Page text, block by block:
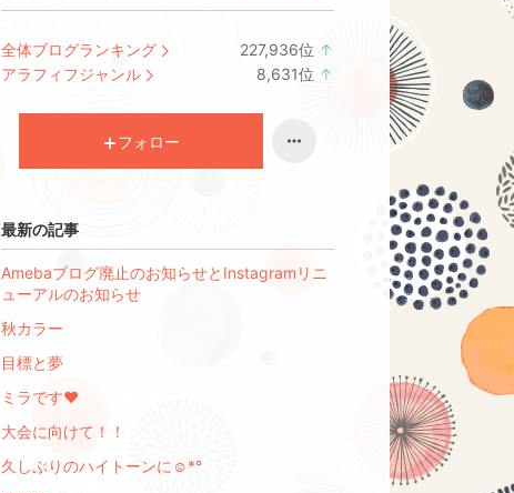
全体ブログランキング 227,936位 ↑
アラフィフジャンル 8,631位 ↑
フォロー
最新の記事
Amebaブログ廃止のお知らせとInstagramリニ
ューアルのお知らせ
秋カラー
目標と夢
ミラです♥
大会に向けて！！
久しぶりのハイトーンに☺︎*°